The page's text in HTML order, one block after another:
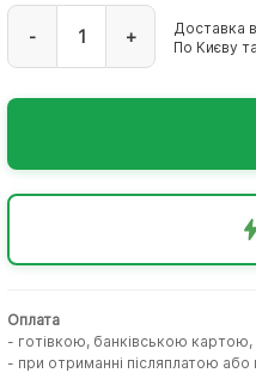
- +
Доставка
По Києву
Оплата
- готівкою, банківською
- при отриманні післяплатою